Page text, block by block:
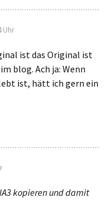
Uhr
ist das Original ist
blog. Ach ja: Wenn
ist, hätt ich gern ein
kopieren und damit